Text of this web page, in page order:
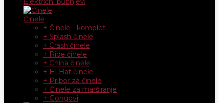
Činele
+ Činele - komplet
+ Splash činele
+ Crash činele
+ Ride činele
+ China činele
+ Hi Hat činele
+ Pribor za činele
+ Činele za marširanje
+ Gongovi